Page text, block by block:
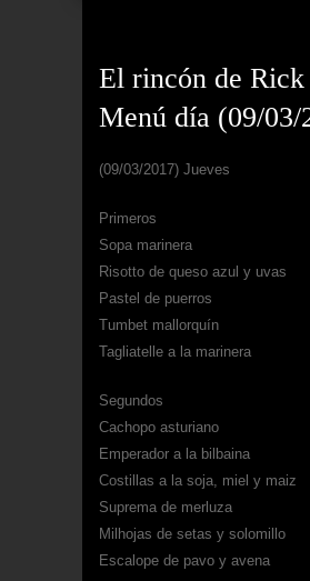
El rincón de Rick
Menú día (09/03/
(09/03/2017) Jueves
Primeros
Sopa marinera
Risotto de queso azul y uvas
Pastel de puerros
Tumbet mallorquín
Tagliatelle a la marinera
Segundos
Cachopo asturiano
Emperador a la bilbaina
Costillas a la soja, miel y maiz
Suprema de merluza
Milhojas de setas y solomillo
Escalope de pavo y avena